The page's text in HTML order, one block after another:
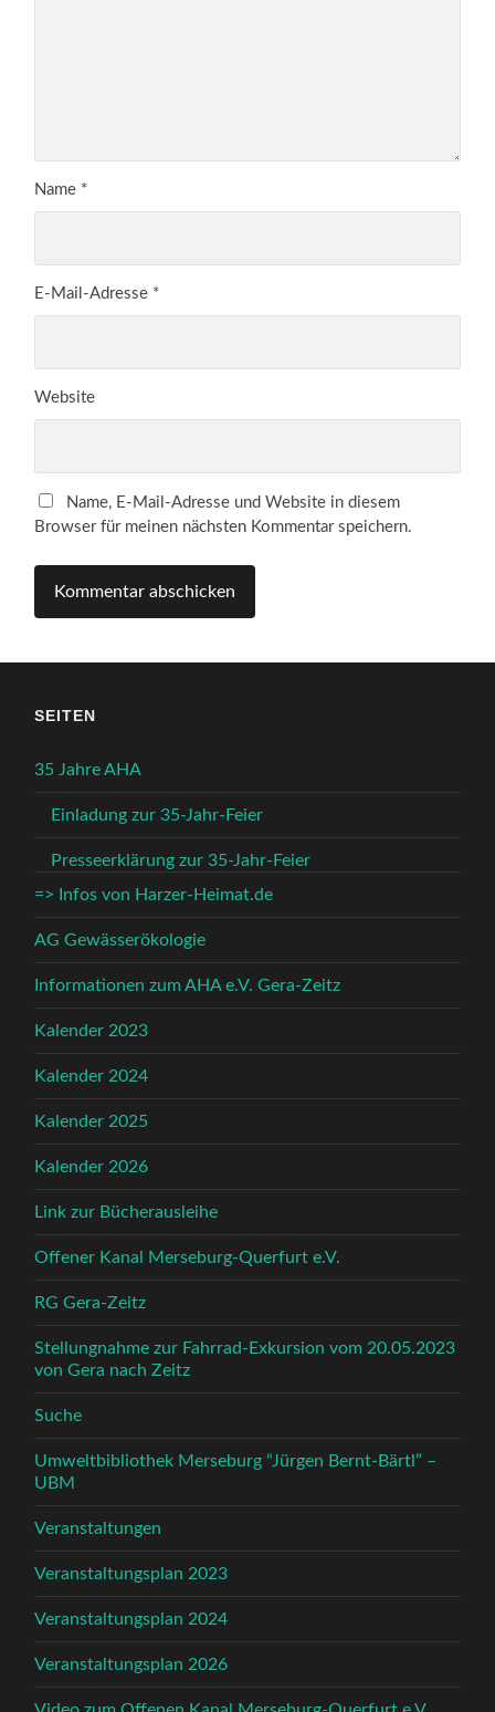
Name *
E-Mail-Adresse *
Website
Name, E-Mail-Adresse und Website in diesem
Browser für meinen nächsten Kommentar speichern.
SEITEN
35 Jahre AHA
Einladung zur 35-Jahr-Feier
Presseerklärung zur 35-Jahr-Feier
=> Infos von Harzer-Heimat.de
AG Gewässerökologie
Informationen zum AHA e.V. Gera-Zeitz
Kalender 2023
Kalender 2024
Kalender 2025
Kalender 2026
Link zur Bücherausleihe
Offener Kanal Merseburg-Querfurt e.V.
RG Gera-Zeitz
Stellungnahme zur Fahrrad-Exkursion vom 20.05.2023
von Gera nach Zeitz
Suche
Umweltbibliothek Merseburg “Jürgen Bernt-Bärtl” –
UBM
Veranstaltungen
Veranstaltungsplan 2023
Veranstaltungsplan 2024
Veranstaltungsplan 2026